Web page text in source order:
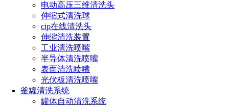
电动高压三维清洗头
伸缩式清洗球
cip在线清洗头
伸缩清洗装置
工业清洗喷嘴
半导体清洗喷嘴
表面清洗喷嘴
光伏板清洗喷嘴
釜罐清洗系统
罐体自动清洗系统
混合搅拌喷嘴
二流体喷嘴
单流体喷嘴
陶瓷合金喷嘴
造纸喷嘴
船用喷嘴